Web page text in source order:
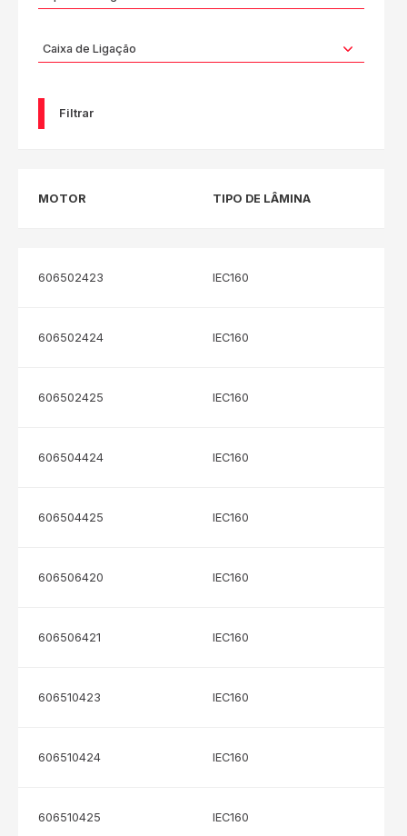
Filtrar
MOTOR TIPO DE LÂMINA
606502423 IEC160
606502424 IEC160
606502425 IEC160
606504424 IEC160
606504425 IEC160
606506420 IEC160
606506421 IEC160
606510423 IEC160
606510424 IEC160
606510425 IEC160